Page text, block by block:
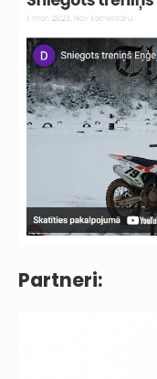
Partneri: